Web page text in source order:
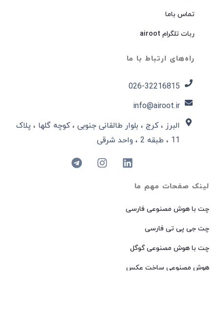
لینک صفحات مهم ما
چت با هوش مصنوعی فارسی
چت جی پی تی فارسی
چت با هوش مصنوعی گوگل
هوش مصنوعی ساخت عکس
تماس باما
ربات تلگرام airoot
راه‌های ارتباط با ما
026-32216815​
info@airoot.ir
البرز ، کرج ، بلوار طالقانی جنوبی ، کوچه گلها ، پلاک
11 ، طبقه 2 ، واحد شرقی